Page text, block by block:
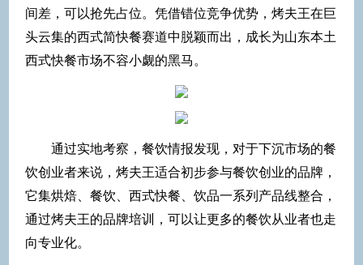
间差，可以抢先占位。凭借错位竞争优势，烤夫王在巨
头云集的西式简快餐赛道中脱颖而出，成长为山东本土
西式快餐市场不容小觑的黑马。
通过实地考察，餐饮情报发现，对于下沉市场的餐
饮创业者来说，烤夫王适合初步参与餐饮创业的品牌，
它集烘焙、餐饮、西式快餐、饮品一系列产品线整合，
通过烤夫王的品牌培训，可以让更多的餐饮从业者也走
向专业化。